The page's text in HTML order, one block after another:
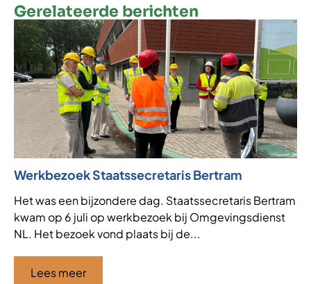
Gerelateerde berichten
Werkbezoek Staatssecretaris Bertram
Het was een bijzondere dag. Staatssecretaris Bertram
kwam op 6 juli op werkbezoek bij Omgevingsdienst
NL. Het bezoek vond plaats bij de...
Lees meer